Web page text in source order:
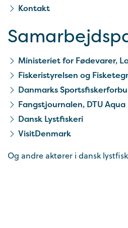
Kontakt
Ministeriet for Fødevarer,
Fiskeristyrelsen og
Danmarks
Fangstjournalen, DTU Aqua
Dansk Lystfiskeri
VisitDenmark
Og andre aktører i dansk